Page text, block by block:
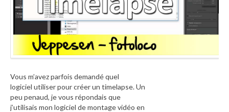
Vous m’avez parfois demandé quel
logiciel utiliser pour créer un timelapse. Un
peu penaud, je vous répondais que
j’utilisais mon logiciel de montage vidéo en